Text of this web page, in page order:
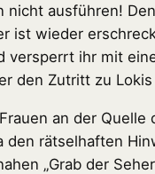
nicht ausführen!
ist wieder
versperrt ihr mit
den Zutritt zu
an der Quelle
den rätselhaften
„Grab der